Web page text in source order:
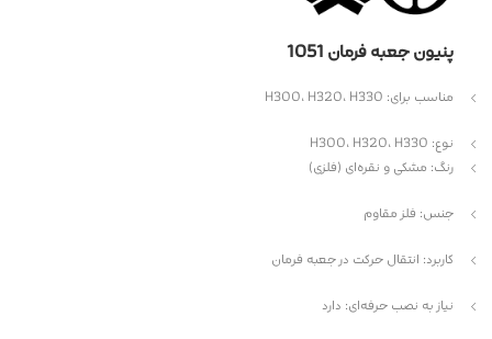
پنیون جعبه فرمان 1051
مناسب برای: H300، H320، H330
نوع: H300، H320، H330
رنگ: مشکی و نقره‌ای (فلزی)
جنس: فلز مقاوم
کاربرد: انتقال حرکت در جعبه فرمان
نیاز به نصب حرفه‌ای: دارد